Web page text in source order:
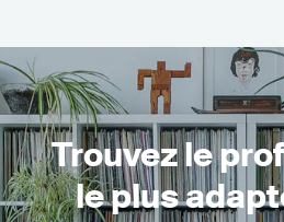
Trouvez le
le plus